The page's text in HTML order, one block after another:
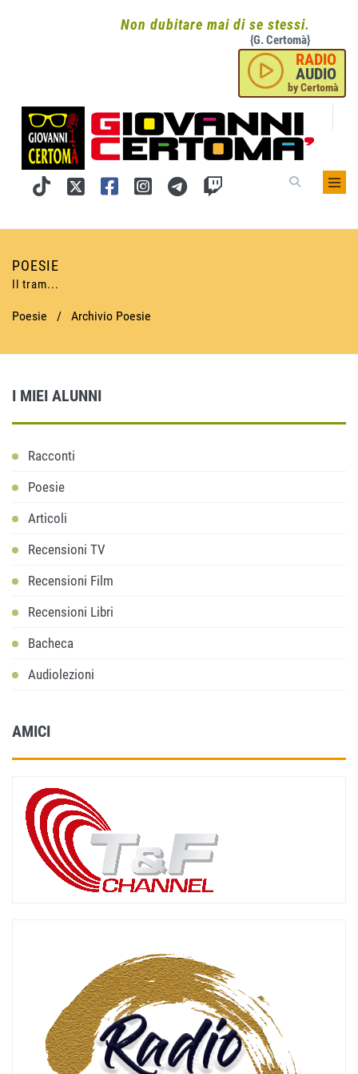
Non dubitare mai di se stessi.
{G. Certomà}
RADIO
AUDIO
by Certomà
POESIE
Il tram...
Poesie / Archivio Poesie
I MIEI ALUNNI
Racconti
Poesie
Articoli
Recensioni TV
Recensioni Film
Recensioni Libri
Bacheca
Audiolezioni
AMICI